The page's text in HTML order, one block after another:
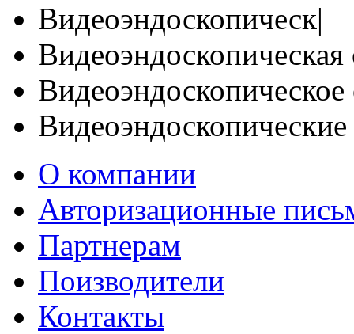
Видеоэндоскопическ|
Видеоэндоскопическая
О компании
Авторизационные
Партнерам
Поизводители
Контакты